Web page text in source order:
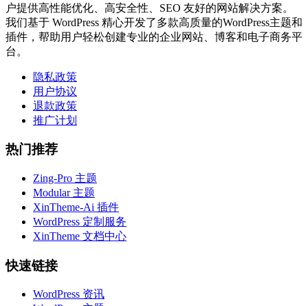
户提供高性能优化、高安全性、SEO 友好的网站解决方案。
我们基于 WordPress 精心开发了多款高质量的WordPress主题和
插件，帮助用户轻松创建专业的企业网站、博客和电子商务平
台。
隐私政策
用户协议
退款政策
推广计划
热门推荐
Zing-Pro 主题
Modular 主题
XinTheme-Ai 插件
WordPress 定制服务
XinTheme 文档中心
快速链接
WordPress 资讯